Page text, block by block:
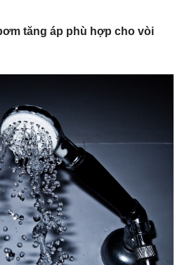
tăng áp phù hợp cho vòi